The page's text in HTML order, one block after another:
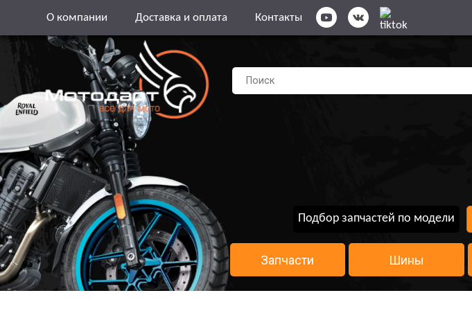
О компании Доставка и оплата Контакты
Подбор запчастей по модели
Запчасти Шины